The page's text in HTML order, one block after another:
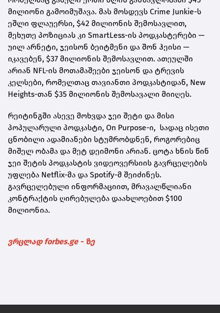
მილიონი გამოიმუშავა. მას მოსდევს Crime Junkie-ს
ეშლი ფლაუერსი, $42 მილიონის შემოსავლით,
მეხუთე პოზიციას კი SmartLess-ის პოდკასტერები —
უილ არნეტი, ჯეისონ ბეიტმენი და შონ ჰეისი —
იკავებენ, $37 მილიონის შემოსავლით. ათეულში
არიან NFL-ის მოთამაშეები ჯეისონ და ტრევის
კელსები, რომელთაც თავიანთი პოდკასტიდან, New
Heights-თან $35 მილიონის შემოსავალი მიიღეს.
რეიტინგში ასევე მოხვდა ჯეი შეტი და მისი
პოპულარული პოდკასტი, On Purpose-ი, სადაც ისეთი
ცნობილი ადამიანები სტუმრობდნენ, როგორებიც
მიშელ ობამა და მეტ დეიმონი არიან. ცოტა ხნის წინ
ჯეი შეტის პოდკასტის ვიდეოვერსიის გავრცელების
უფლება Netflix-მა და Spotify-მ შეიძინეს.
გავრცელებული ინფორმაციით, მრავალწლიანი
კონტრაქტის ღირებულება დაახლოებით $100
მილიონია.
ვრცლად forbes.ge - ზე